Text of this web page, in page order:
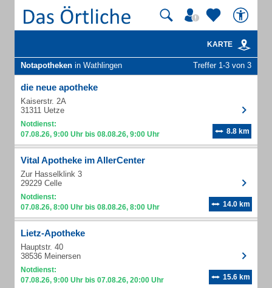
KARTE
Notapotheken in Wathlingen Treffer 1-3 von 3
die neue apotheke
Kaiserstr. 2A
31311 Uetze
Notdienst:
07.08.26, 9:00 Uhr bis 08.08.26, 9:00 Uhr
8.8 km
Vital Apotheke im AllerCenter
Zur Hasselklink 3
29229 Celle
Notdienst:
07.08.26, 8:00 Uhr bis 08.08.26, 8:00 Uhr
14.0 km
Lietz-Apotheke
Hauptstr. 40
38536 Meinersen
Notdienst:
07.08.26, 9:00 Uhr bis 07.08.26, 20:00 Uhr
15.6 km